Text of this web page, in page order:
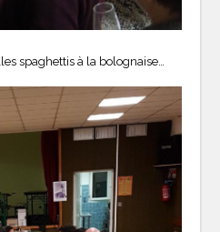
spaghettis à la bolognaise…